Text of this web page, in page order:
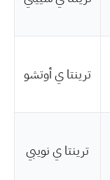
ترينتا ي أوتشو
ترينتا ي نويبي